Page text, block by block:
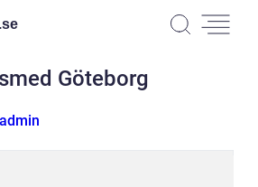
se
Göteborg
admin